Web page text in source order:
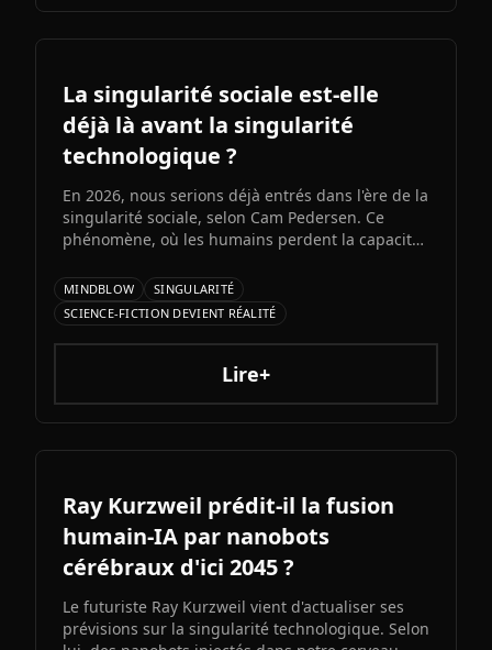
La singularité sociale est-elle
déjà là avant la singularité
technologique ?
En 2026, nous serions déjà entrés dans l'ère de la
singularité sociale, selon Cam Pedersen. Ce
phénomène, où les humains perdent la capacité
artificielles, précéderait la singularité
technologique attendue pour 2034.
MINDBLOW
SINGULARITÉ
SCIENCE-FICTION DEVIENT RÉALITÉ
Lire+
Ray Kurzweil prédit-il la fusion
humain-IA par nanobots
cérébraux d'ici 2045 ?
Le futuriste Ray Kurzweil vient d'actualiser ses
prévisions sur la singularité technologique. Selon